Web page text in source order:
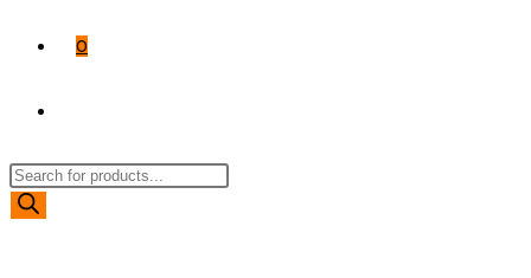
0
WEBSITE
Products
search